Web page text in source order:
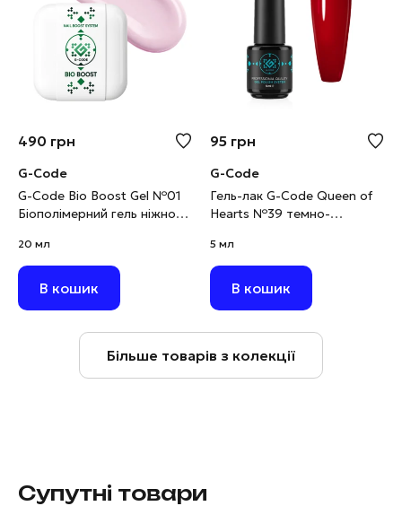
490 грн
G-Code
G-Code Bio Boost Gel №01
Біополімерний гель ніжно-
20 мл
В кошик
95 грн
G-Code
Гель-лак G-Code Queen of
Hearts №39 темно-
5 мл
В кошик
Більше товарів з колекції
Супутні товари